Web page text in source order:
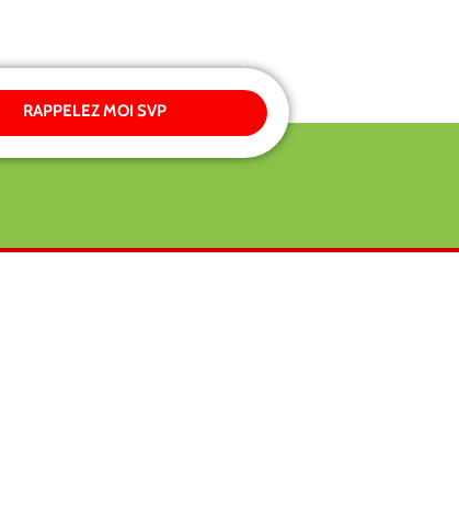
RAPPELEZ MOI SVP